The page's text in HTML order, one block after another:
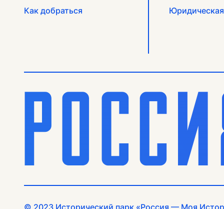
Как добраться
© 2023 Исторический парк «Россия — Моя